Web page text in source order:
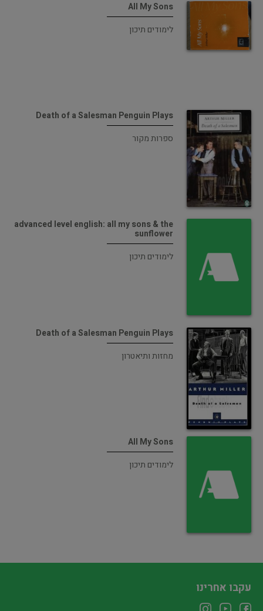
All My Sons
לימודים תיכון
Death of a Salesman Penguin Plays
ספרות מקור
advanced level english: all my sons & the
sunflower
לימודים תיכון
Death of a Salesman Penguin Plays
מחזות ותיאטרון
All My Sons
לימודים תיכון
עקבו אחרינו